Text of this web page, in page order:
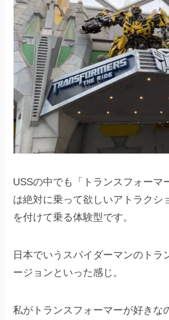
USSの中でも「トランスフォーマ
は絶対に乗って欲しいアトラクシ
を付けて乗る体験型です。
日本でいうスパイダーマンのトラ
ージョンといった感じ。
私がトランスフォーマーが好きな